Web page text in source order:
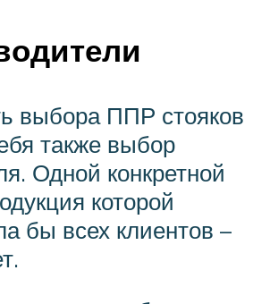
выбора ППР стояков
также выбор
Одной конкретной
которой
бы всех клиентов –